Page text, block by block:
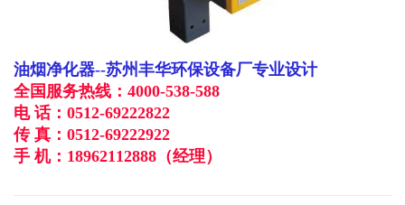
油烟净化器--苏州丰华环保设备厂专业设计
全国服务热线： 4000-538-588
电 话： 0512-69222822
传 真： 0512-69222922
手 机： 18962112888 （经理）